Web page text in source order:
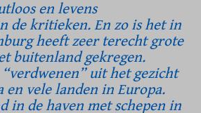
en levens
de kritieken. En zo is het in
heeft zeer terecht grote
buitenland gekregen.
uit het gezicht
vele landen in Europa.
in de haven met schepen in